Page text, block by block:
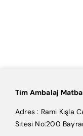
Tim Ambalaj
Adres : Rami Kışla
Sitesi No:200